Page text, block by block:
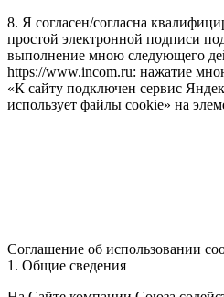
8. Я согласен/согласна
простой электронной подписи
выполнение мною следующего
https://www.incom.ru: нажатие
«К сайту подключен сервис
использует файлы cookie» на
Соглашение об использовании
1. Общие сведения